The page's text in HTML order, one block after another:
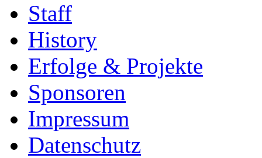
Staff
History
Erfolge & Projekte
Sponsoren
Impressum
Datenschutz